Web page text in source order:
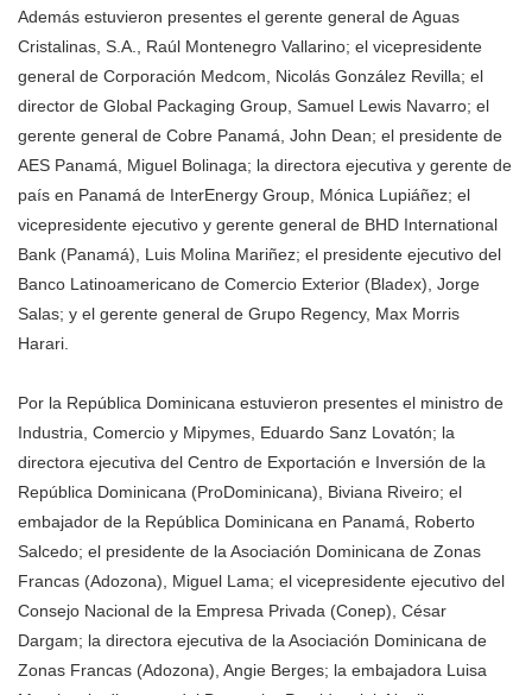
Además estuvieron presentes el gerente general de Aguas
Cristalinas, S.A., Raúl Montenegro Vallarino; el vicepresidente
general de Corporación Medcom, Nicolás González Revilla; el
director de Global Packaging Group, Samuel Lewis Navarro; el
gerente general de Cobre Panamá, John Dean; el presidente de
AES Panamá, Miguel Bolinaga; la directora ejecutiva y gerente de
país en Panamá de InterEnergy Group, Mónica Lupiáñez; el
vicepresidente ejecutivo y gerente general de BHD International
Bank (Panamá), Luis Molina Mariñez; el presidente ejecutivo del
Banco Latinoamericano de Comercio Exterior (Bladex), Jorge
Salas; y el gerente general de Grupo Regency, Max Morris
Harari.
Por la República Dominicana estuvieron presentes el ministro de
Industria, Comercio y Mipymes, Eduardo Sanz Lovatón; la
directora ejecutiva del Centro de Exportación e Inversión de la
República Dominicana (ProDominicana), Biviana Riveiro; el
embajador de la República Dominicana en Panamá, Roberto
Salcedo; el presidente de la Asociación Dominicana de Zonas
Francas (Adozona), Miguel Lama; el vicepresidente ejecutivo del
Consejo Nacional de la Empresa Privada (Conep), César
Dargam; la directora ejecutiva de la Asociación Dominicana de
Zonas Francas (Adozona), Angie Berges; la embajadora Luisa